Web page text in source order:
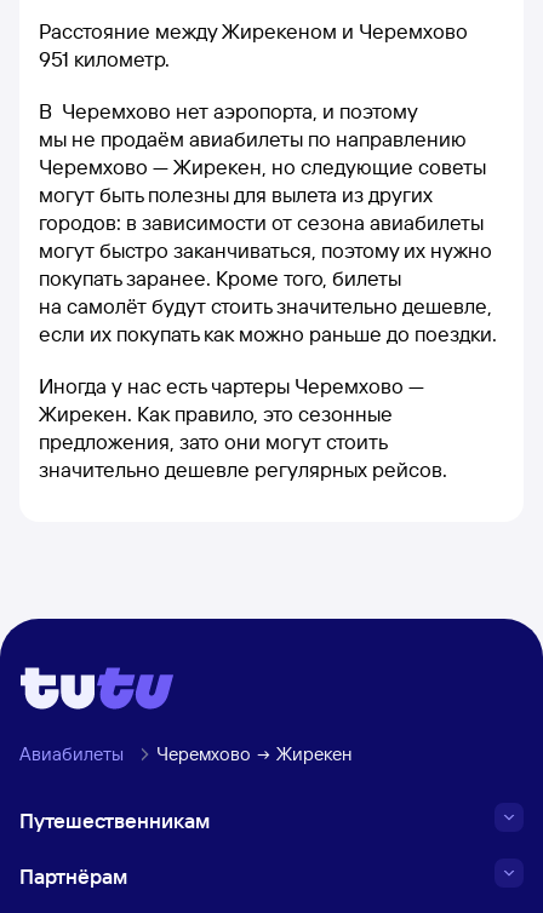
Расстояние между Жирекеном и Черемхово
951 километр.
В Черемхово нет аэропорта, и поэтому
мы не продаём авиабилеты по направлению
Черемхово — Жирекен, но следующие советы
могут быть полезны для вылета из других
городов: в зависимости от сезона авиабилеты
могут быстро заканчиваться, поэтому их нужно
покупать заранее. Кроме того, билеты
на самолёт будут стоить значительно дешевле,
если их покупать как можно раньше до поездки.
Иногда у нас есть чартеры Черемхово —
Жирекен. Как правило, это сезонные
предложения, зато они могут стоить
значительно дешевле регулярных рейсов.
Авиабилеты Черемхово Жирекен
Путешественникам
Партнёрам